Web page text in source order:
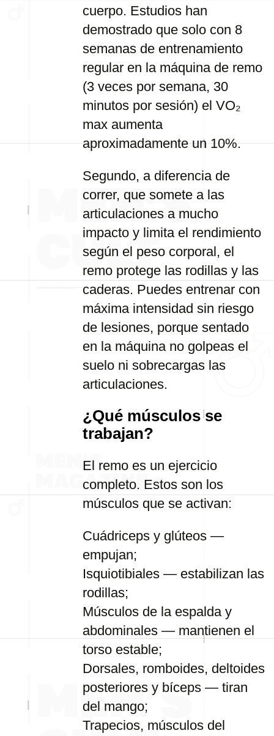
cuerpo. Estudios han
demostrado que solo con 8
semanas de entrenamiento
regular en la máquina de remo
(3 veces por semana, 30
minutos por sesión) el VO₂
max aumenta
aproximadamente un 10%.
Segundo, a diferencia de
correr, que somete a las
articulaciones a mucho
impacto y limita el rendimiento
según el peso corporal, el
remo protege las rodillas y las
caderas. Puedes entrenar con
máxima intensidad sin riesgo
de lesiones, porque sentado
en la máquina no golpeas el
suelo ni sobrecargas las
articulaciones.
¿Qué músculos se
trabajan?
El remo es un ejercicio
completo. Estos son los
músculos que se activan:
Cuádriceps y glúteos —
empujan;
Isquiotibiales — estabilizan las
rodillas;
Músculos de la espalda y
abdominales — mantienen el
torso estable;
Dorsales, romboides, deltoides
posteriores y bíceps — tiran
del mango;
Trapecios, músculos del